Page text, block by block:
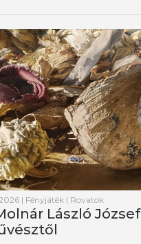
| Fényjáték | Rovatok
László József